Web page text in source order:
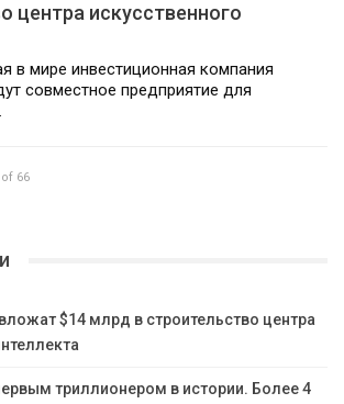
центра искусственного
в мире инвестиционная компания
совместное предприятие для
of 66
$14 млрд в строительство центра
триллионером в истории. Более 4